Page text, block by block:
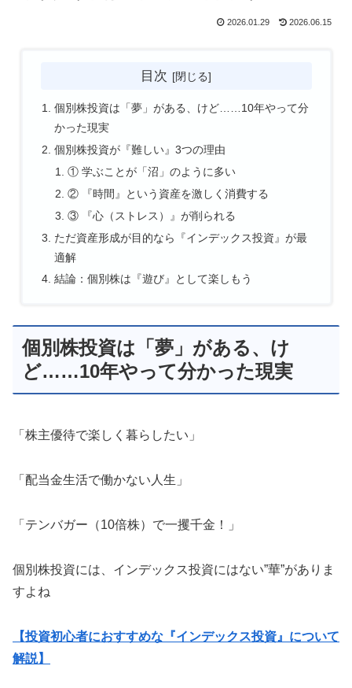
2026.01.29 2026.06.15
目次
個別株投資は「夢」がある、けど……10年やって分
かった現実
個別株投資が『難しい』3つの理由
① 学ぶことが「沼」のように多い
② 『時間』という資産を激しく消費する
③ 『心（ストレス）』が削られる
ただ資産形成が目的なら『インデックス投資』が最
適解
結論：個別株は『遊び』として楽しもう
個別株投資は「夢」がある、け
ど……10年やって分かった現実
「株主優待で楽しく暮らしたい」
「配当金生活で働かない人生」
「テンバガー（10倍株）で一攫千金！」
個別株投資には、インデックス投資にはない”華”がありま
すよね
【投資初心者におすすめな『インデックス投資』について
解説】